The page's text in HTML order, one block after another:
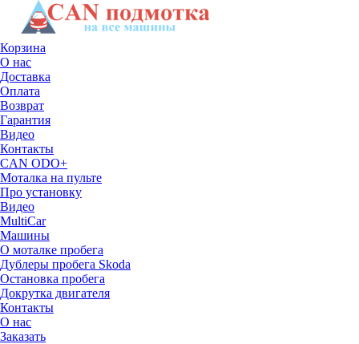
Корзина
О нас
Доставка
Оплата
Возврат
Гарантия
Видео
Контакты
CAN ODO+
Моталка на пульте
Про установку
Видео
MultiCar
Машины
О моталке пробега
Дублеры пробега Skoda
Остановка пробега
Докрутка двигателя
Контакты
О нас
Заказать